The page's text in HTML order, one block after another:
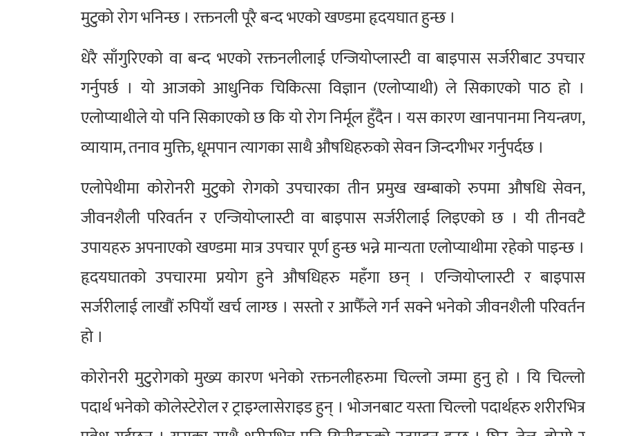
मुटुको रोग भनिन्छ । रक्तनली पूरै बन्द भएको खण्डमा हृदयघात हुन्छ ।
धेरै साँगुरिएको वा बन्द भएको रक्तनलीलाई एन्जियोप्लास्टी वा बाइपास सर्जरीबाट उपचार
गर्नुपर्छ । यो आजको आधुनिक चिकित्सा विज्ञान (एलोप्याथी) ले सिकाएको पाठ हो ।
एलोप्याथीले यो पनि सिकाएको छ कि यो रोग निर्मूल हुँदैन । यस कारण खानपानमा नियन्त्रण,
व्यायाम, तनाव मुक्ति, धूमपान त्यागका साथै औषधिहरुको सेवन जिन्दगीभर गर्नुपर्दछ ।
एलोपेथीमा कोरोनरी मुटुको रोगको उपचारका तीन प्रमुख खम्बाको रुपमा औषधि सेवन,
जीवनशैली परिवर्तन र एन्जियोप्लास्टी वा बाइपास सर्जरीलाई लिइएको छ । यी तीनवटै
उपायहरु अपनाएको खण्डमा मात्र उपचार पूर्ण हुन्छ भन्ने मान्यता एलोप्याथीमा रहेको पाइन्छ ।
हृदयघातको उपचारमा प्रयोग हुने औषधिहरु महँगा छन् । एन्जियोप्लास्टी र बाइपास
सर्जरीलाई लाखौं रुपियाँ खर्च लाग्छ । सस्तो र आफैँले गर्न सक्ने भनेको जीवनशैली परिवर्तन
हो ।
कोरोनरी मुटुरोगको मुख्य कारण भनेको रक्तनलीहरुमा चिल्लो जम्मा हुनु हो । यि चिल्लो
पदार्थ भनेको कोलेस्टेरोल र ट्राइग्लासेराइड हुन् । भोजनबाट यस्ता चिल्लो पदार्थहरु शरीरभित्र